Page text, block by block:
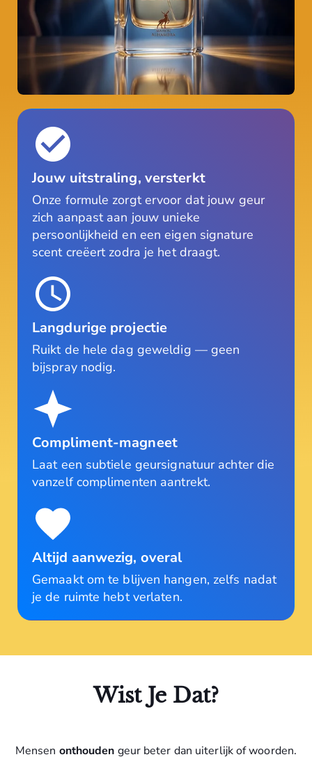
Jouw uitstraling, versterkt
Onze formule zorgt ervoor dat jouw geur
zich aanpast aan jouw unieke
persoonlijkheid en een eigen signature
scent creëert zodra je het draagt.
Langdurige projectie
Ruikt de hele dag geweldig — geen
bijspray nodig.
Compliment-magneet
Laat een subtiele geursignatuur achter die
vanzelf complimenten aantrekt.
Altijd aanwezig, overal
Gemaakt om te blijven hangen, zelfs nadat
je de ruimte hebt verlaten.
Wist Je Dat?
Mensen onthouden geur beter dan uiterlijk of woorden.